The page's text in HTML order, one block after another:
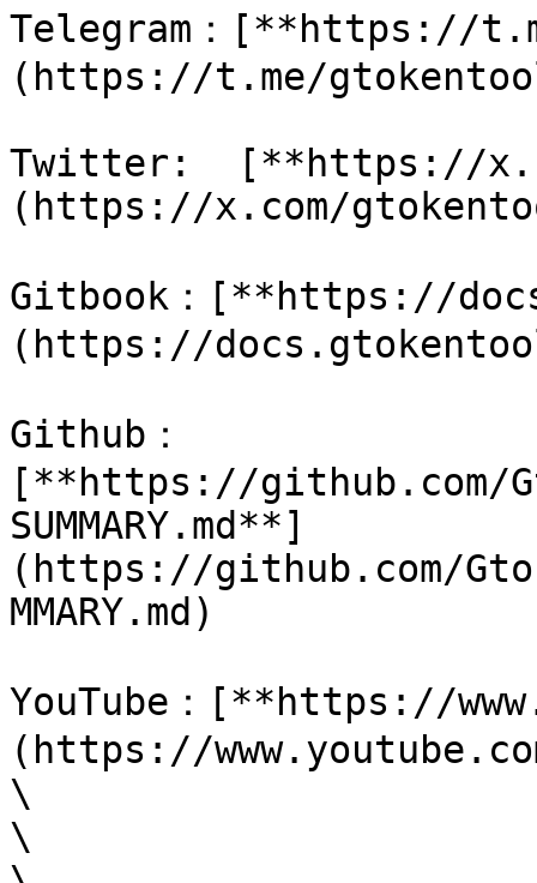
Telegram：[**https://
(https://t.me/
Twitter:  [**https://
(https://x.com/
Gitbook：[**https://
(https://
Github：
[**https://github.com/
SUMMARY.md**]
(https://github.com/
MMARY.md)
YouTube：[**https://
(https://
\
\